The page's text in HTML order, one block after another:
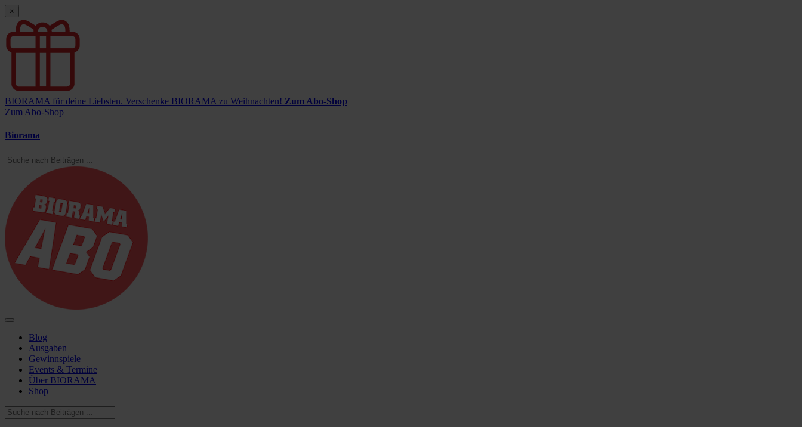
×
BIORAMA für deine Liebsten. Verschenke BIORAMA zu Weihnachten! Zum Abo-Shop
Zum Abo-Shop
Biorama
Blog
Ausgaben
Gewinnspiele
Events & Termine
Über BIORAMA
Shop